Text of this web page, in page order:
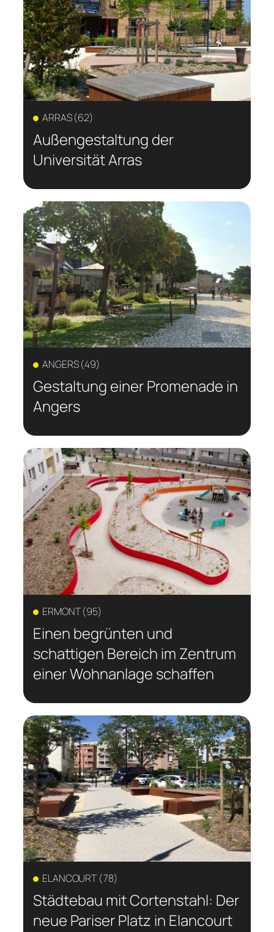
ARRAS (62)
Außengestaltung der
Universität Arras
ANGERS (49)
Gestaltung einer Promenade in
Angers
ERMONT (95)
Einen begrünten und
schattigen Bereich im Zentrum
einer Wohnanlage schaffen
ELANCOURT (78)
Städtebau mit Cortenstahl: Der
neue Pariser Platz in Elancourt